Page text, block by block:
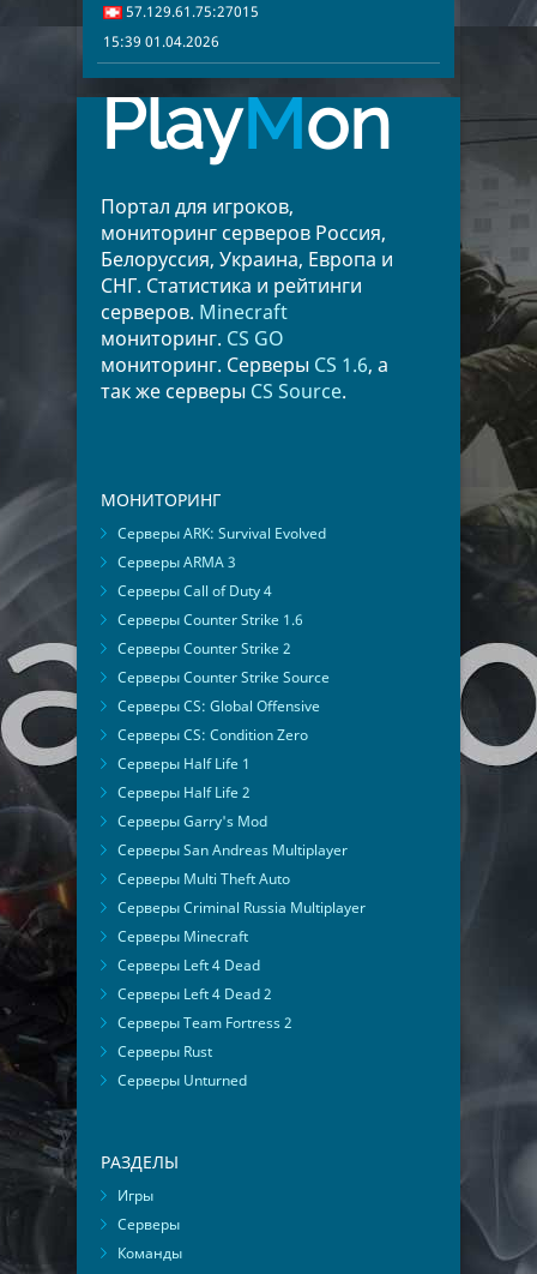
57.129.61.75:27015
15:39 01.04.2026
PlayMon
Портал для игроков,
мониторинг серверов Россия,
Белоруссия, Украина, Европа и
СНГ. Статистика и рейтинги
серверов. Minecraft
мониторинг. CS GO
мониторинг. Серверы CS 1.6, а
так же серверы CS Source.
МОНИТОРИНГ
Серверы ARK: Survival Evolved
Серверы ARMA 3
Серверы Call of Duty 4
Серверы Counter Strike 1.6
Серверы Counter Strike 2
Серверы Counter Strike Source
Серверы CS: Global Offensive
Серверы CS: Condition Zero
Серверы Half Life 1
Серверы Half Life 2
Серверы Garry's Mod
Серверы San Andreas Multiplayer
Серверы Multi Theft Auto
Серверы Criminal Russia Multiplayer
Серверы Minecraft
Серверы Left 4 Dead
Серверы Left 4 Dead 2
Серверы Team Fortress 2
Серверы Rust
Серверы Unturned
РАЗДЕЛЫ
Игры
Серверы
Команды